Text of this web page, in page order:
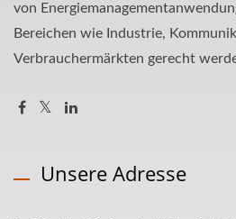
von
Bereichen wie Industrie,
Verbrauchermärkten gerecht
Unsere Adresse